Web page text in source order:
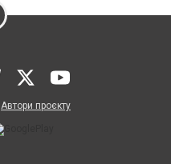
Автори проєкту